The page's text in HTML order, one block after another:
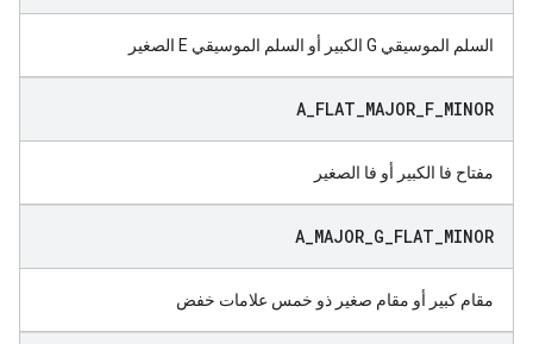
السلم الموسيقي G الكبير أو السلم الموسيقي E الصغير
A FLAT MAJOR F MINOR
مفتاح فا الكبير أو فا الصغير
A MAJOR G FLAT MINOR
مقام كبير أو مقام صغير ذو خمس علامات خفض